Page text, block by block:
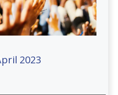
2023